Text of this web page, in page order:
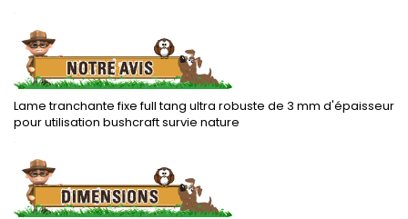
.
Lame tranchante fixe full tang ultra robuste de 3 mm d'épaisseur
pour utilisation bushcraft survie nature
.